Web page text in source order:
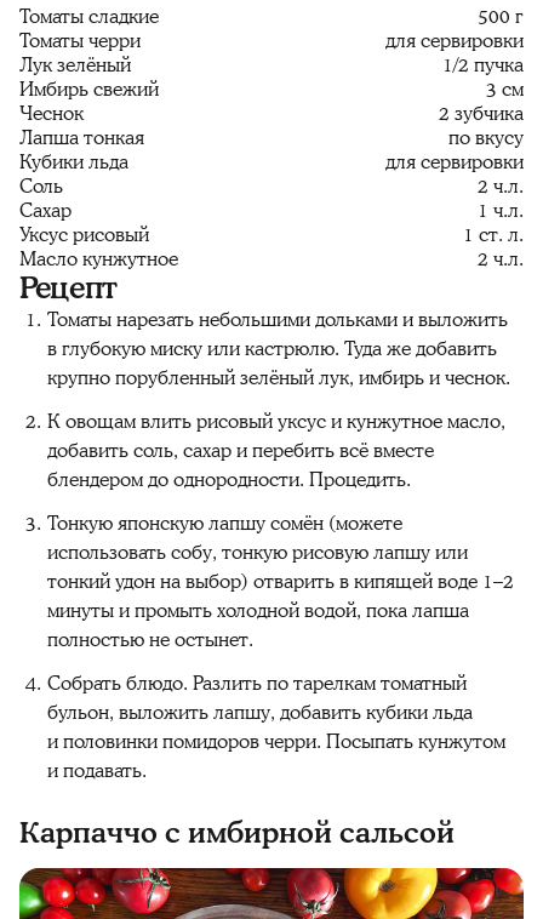
Томаты сладкие
500 г
Томаты черри
для сервировки
Лук зелёный
1/2 пучка
Имбирь свежий
3 см
Чеснок
2 зубчика
Лапша тонкая
по вкусу
Кубики льда
для сервировки
Соль
2 ч.л.
Сахар
1 ч.л.
Уксус рисовый
1 ст. л.
Масло кунжутное
2 ч.л.
Рецепт
Томаты нарезать небольшими дольками и выложить
в глубокую миску или кастрюлю. Туда же добавить
крупно порубленный зелёный лук, имбирь и чеснок.
К овощам влить рисовый уксус и кунжутное масло,
добавить соль, сахар и перебить всё вместе
блендером до однородности. Процедить.
Тонкую японскую лапшу сомён (можете
использовать собу, тонкую рисовую лапшу или
тонкий удон на выбор) отварить в кипящей воде 1–2
минуты и промыть холодной водой, пока лапша
полностью не остынет.
Собрать блюдо. Разлить по тарелкам томатный
бульон, выложить лапшу, добавить кубики льда
и половинки помидоров черри. Посыпать кунжутом
и подавать.
Карпаччо с имбирной сальсой